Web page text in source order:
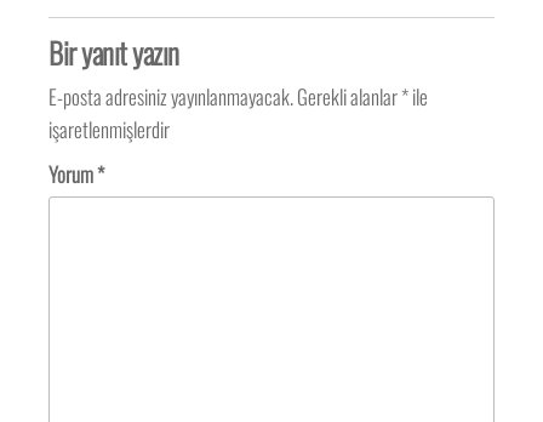
Bir yanıt yazın
E-posta adresiniz yayınlanmayacak.Gerekli alanlar*ile
işaretlenmişlerdir
Yorum*